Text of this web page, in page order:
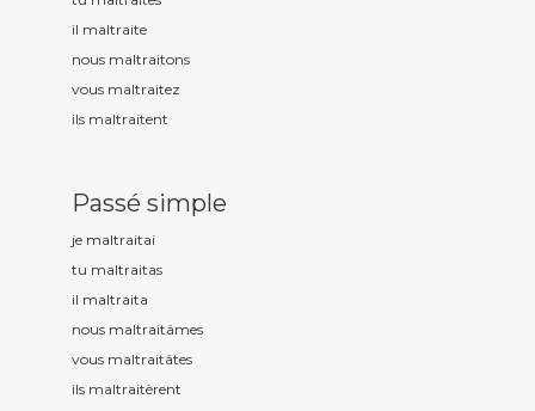
il maltraite
nous maltraitons
vous maltraitez
ils maltraitent
Passé simple
je maltraitai
tu maltraitas
il maltraita
nous maltraitâmes
vous maltraitâtes
ils maltraitèrent